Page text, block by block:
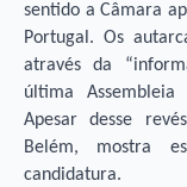
sentido a Câmara
Portugal. Os
através da
última
Apesar desse
Belém, mostra
candidatura.